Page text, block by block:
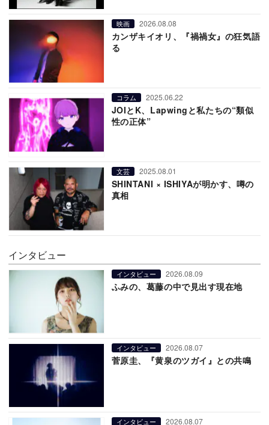
映画 2026.08.08
カンザキイオリ、『禍禍女』の狂気語
る
コラム 2025.06.22
JOIとK、Lapwingと私たちの“類似
性の正体”
文芸 2025.08.01
SHINTANI × ISHIYAが明かす、噂の
真相
インタビュー
インタビュー 2026.08.09
ふみの、葛藤の中で見出す現在地
インタビュー 2026.08.07
菅原圭、『黄泉のツガイ』との共鳴
インタビュー 2026.08.07